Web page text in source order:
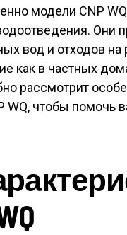
модели CNP
Они
вод и отходов на
как в частных
рассмотрит
чтобы помочь